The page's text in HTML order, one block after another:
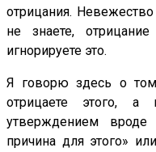
отрицания.
не знаете,
игнорируете это.
Я говорю здесь о
отрицаете этого, а
утверждением
причина для этого»